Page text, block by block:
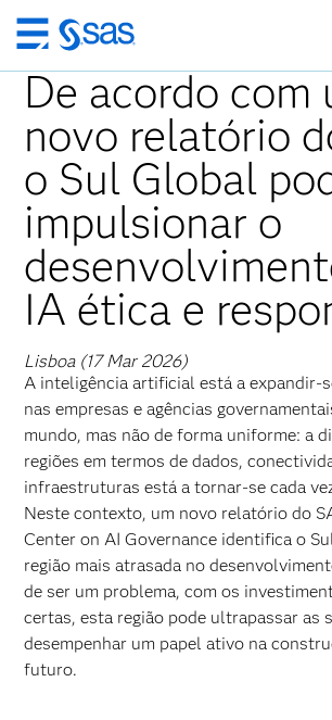
Saltar
para
o
conteúdo
principal
De acordo com
novo relatório
o Sul Global
impulsionar o
IA ética e
Lisboa (17 Mar 2026)
A inteligência artificial está a expandir-
nas empresas e agências
mundo, mas não de forma uniforme: a
regiões em termos de dados,
infraestruturas está a tornar-se cada
Neste contexto, um novo relatório do
Center on AI Governance identifica o
região mais atrasada no
de ser um problema, com os
certas, esta região pode ultrapassar as
desempenhar um papel ativo na
futuro.